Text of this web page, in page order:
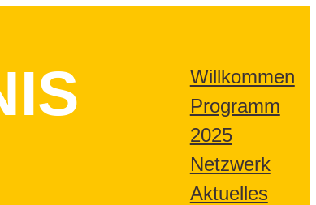
Willkommen
Programm
2025
Netzwerk
Aktuelles